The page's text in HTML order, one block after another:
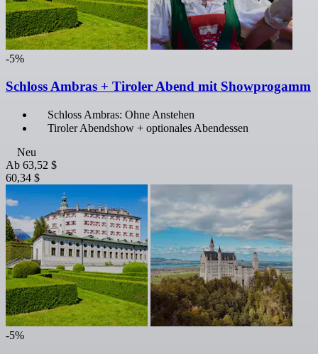
-5%
Schloss Ambras + Tiroler Abend mit Showprogamm
Schloss Ambras: Ohne Anstehen
Tiroler Abendshow + optionales Abendessen
Neu
Ab 63,52 $
60,34 $
-5%